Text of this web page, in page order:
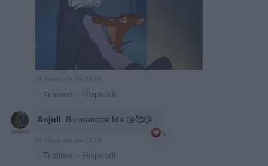
16 Marzo alle ore 23:14
· Ti stimo · Rispondi
Anjuli: Buonanotte Ma 😘🥰😘
1
16 Marzo alle ore 23:16
· Ti stimo · Rispondi